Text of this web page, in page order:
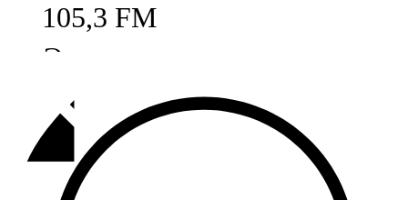
105,3 FM
Әлмәт
92,9 FM
Базарлы матак
107,1 FM